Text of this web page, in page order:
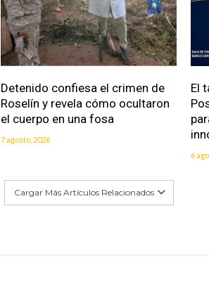
Detenido confiesa el crimen de
Roselín y revela cómo ocultaron
el cuerpo en una fosa
7 agosto, 2026
El
6
Cargar Más Artículos Relacionados